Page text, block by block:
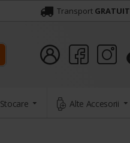
Transport GRATUIT
Stocare Alte Accesorii